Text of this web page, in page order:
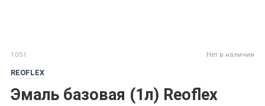
1051
REOFLEX
Эмаль базовая (1л) Reoflex
Нет в наличии